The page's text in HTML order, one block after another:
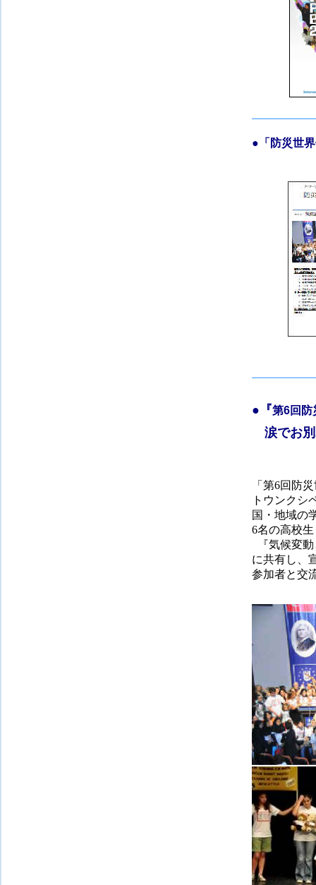
●「 防災世
● 『第6回防
涙でお別
「 第6回防
トウンクシ
国 ・地域の
6名の高校
『気候変
に共有し、
参加者と交